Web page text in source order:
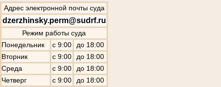
Адрес электронной почты суда
dzerzhinsky.perm@sudrf.ru
Режим работы суда
Понедельник
с 9:00
до 18:00
Вторник
с 9:00
до 18:00
Среда
с 9:00
до 18:00
Четверг
с 9:00 до 18:00